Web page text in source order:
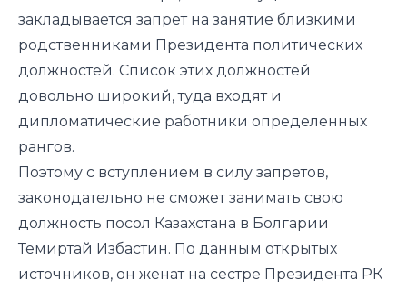
закладывается запрет на занятие близкими
родственниками Президента политических
должностей. Список этих должностей
довольно широкий, туда входят и
дипломатические работники определенных
рангов.
Поэтому с вступлением в силу запретов,
законодательно не сможет занимать свою
должность посол Казахстана в Болгарии
Темиртай Избастин. По данным открытых
источников, он женат на сестре Президента РК